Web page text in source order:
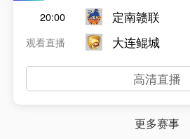
20:00
观看直播
定南赣联
大连鲲城
高清直播
更多赛事